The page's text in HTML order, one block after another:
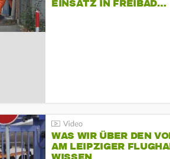
EINSATZ IN FREIBAD…
WAS WIR ÜBER DEN
AM LEIPZIGER